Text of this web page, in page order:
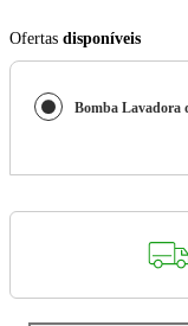
Ofertas disponíveis